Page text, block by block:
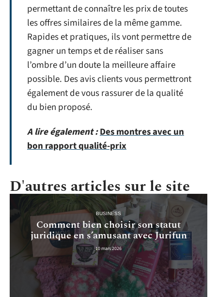
permettant de connaître les prix de toutes
les offres similaires de la même gamme.
Rapides et pratiques, ils vont permettre de
gagner un temps et de réaliser sans
l’ombre d’un doute la meilleure affaire
possible. Des avis clients vous permettront
également de vous rassurer de la qualité
du bien proposé.
A lire également :Des montres avec un
bon rapport qualité-prix
D'autres articles sur le site
BUSINESS
Comment bien choisir son statut
juridique en s’amusant avec Jurifun
10 mars 2026